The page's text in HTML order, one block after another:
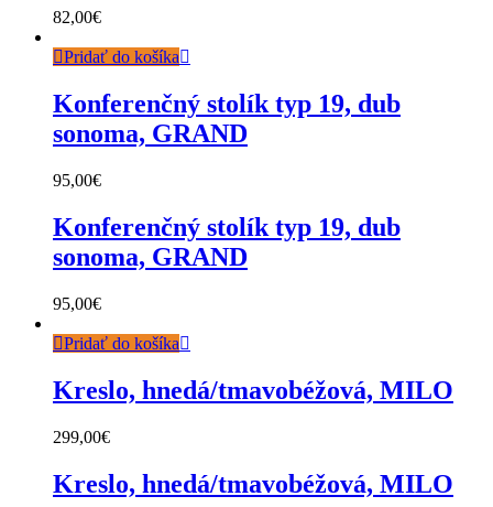
82,00€
Pridať do košíka
Konferenčný stolík typ 19, dub
sonoma, GRAND
95,00€
Konferenčný stolík typ 19, dub
sonoma, GRAND
95,00€
Pridať do košíka
Kreslo, hnedá/tmavobéžová, MILO
299,00€
Kreslo, hnedá/tmavobéžová, MILO